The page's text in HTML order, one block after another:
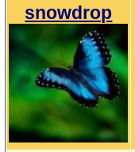
snowdrop